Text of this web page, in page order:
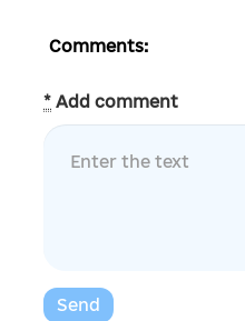
Comments:
* Add comment
Send